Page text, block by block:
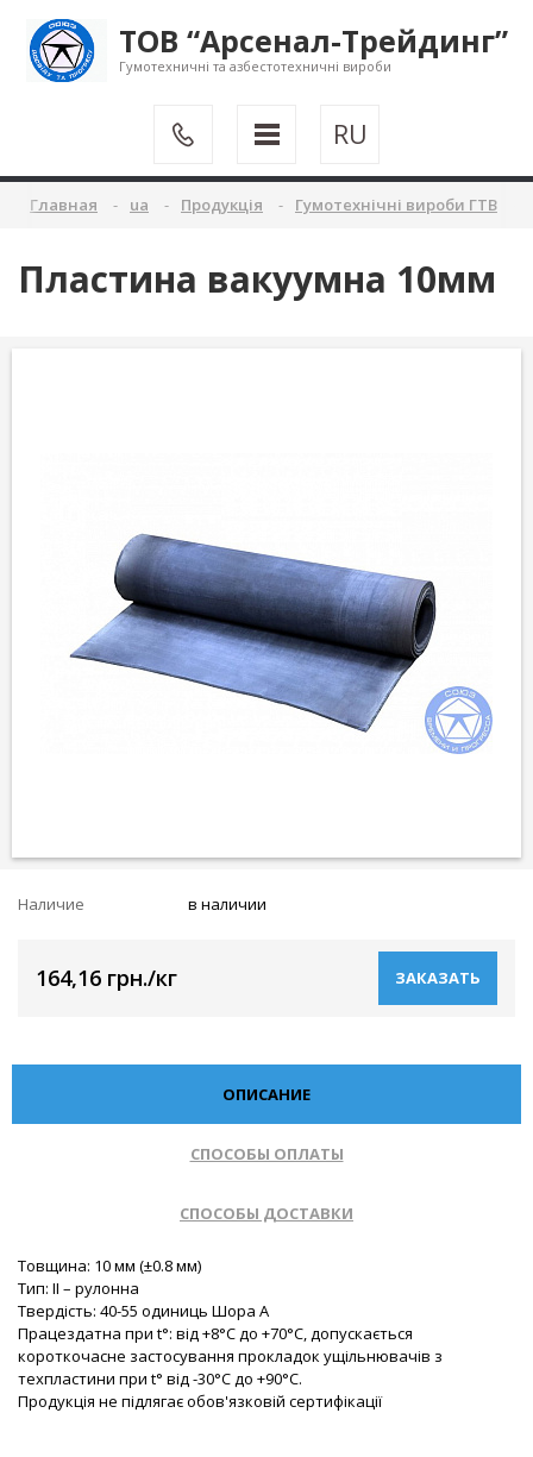
ТОВ “Арсенал-Трейдинг”
Гумотехничні та азбестотехничні вироби
RU
Главная ua Продукція Гумотехнічні вироби ГТВ
Пластина вакуумна 10мм
Наличие в наличии
164,16 грн./кг ЗАКАЗАТЬ
ОПИСАНИЕ
СПОСОБЫ ОПЛАТЫ
СПОСОБЫ ДОСТАВКИ
Товщина: 10 мм (±0.8 мм)
Тип: II – рулонна
Твердість: 40-55 одиниць Шора А
Працездатна при t°: від +8°С до +70°С, допускається
короткочасне застосування прокладок ущільнювачів з
техпластини при t° від -30°С до +90°С.
Продукція не підлягає обов'язковій сертифікації